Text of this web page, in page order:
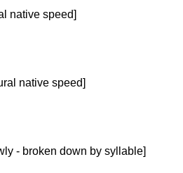
native speed]
native speed]
- broken down by syllable]